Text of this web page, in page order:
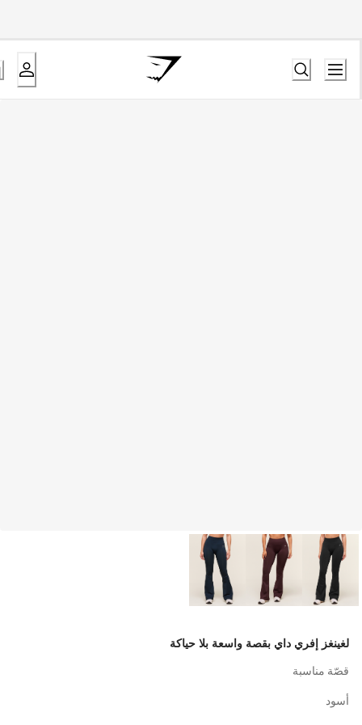
لغينغز إفري داي بقصة واسعة بلا حياكة
قصّة مناسبة
أسود